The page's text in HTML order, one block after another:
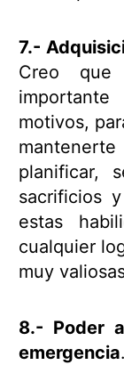
7.-
Creo
motivos,
planificar,
sacrificios
estas
cualquier
muy
8.- Poder
emergencia